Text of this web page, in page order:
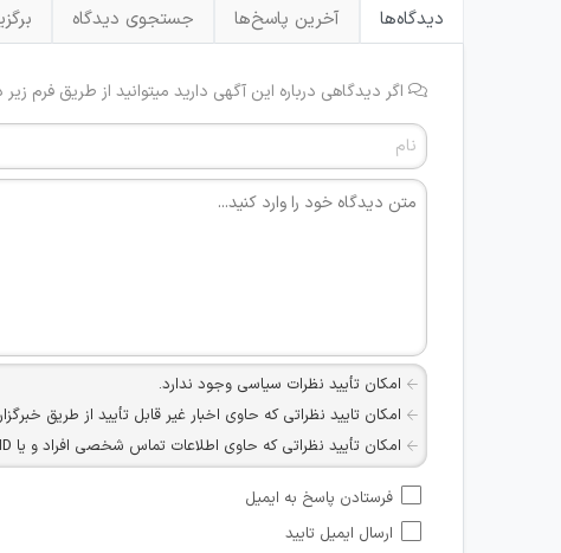
دیدگاه‌ها آخرین پاسخ‌ها جستجوی دیدگاه
اگر دیدگاهی درباره این آگهی دارید میتوانید از طریق فرم
امکان تأیید نظرات سیاسی وجود ندارد.
امکان تایید نظراتی که حاوی اخبار غیر قابل تأیید از طریق
امکان تأیید نظراتی که حاوی اطلاعات تماس شخصی افراد و یا ID شبکه های مجازی ارتباطی می باشند وجود ندارد.
هرگونه تحریک، تحقیر و کنایه به سایر افراد (مسئول و غیر
امکان هماهنگی برای هرگونه ملاقات حضوری چه به صورت
فرستادن پاسخ به ایمیل
ارسال ایمیل تایید